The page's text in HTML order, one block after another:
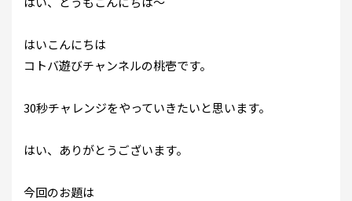
はいこんにちは
コトバ遊びチャンネルの桃壱です。
30秒チャレンジをやっていきたいと思います。
はい、ありがとうございます。
今回のお題は